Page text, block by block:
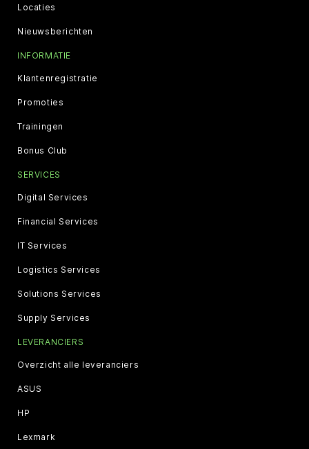
Locaties
Nieuwsberichten
INFORMATIE
Klantenregistratie
Promoties
Trainingen
Bonus Club
SERVICES
Digital Services
Financial Services
IT Services
Logistics Services
Solutions Services
Supply Services
LEVERANCIERS
Overzicht alle leveranciers
ASUS
HP
Lexmark